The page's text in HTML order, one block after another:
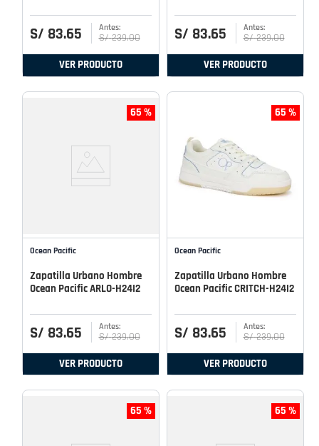
S/ 83.65 S/ 239.00
VER PRODUCTO
S/ 83.65 S/ 239.00
VER PRODUCTO
65 %
Ocean Pacific
Zapatilla Urbano Hombre
Ocean Pacific ARLO-H24I2
S/ 83.65 S/ 239.00
VER PRODUCTO
65 %
Ocean Pacific
Zapatilla Urbano Hombre
Ocean Pacific CRITCH-H24I2
S/ 83.65 S/ 239.00
VER PRODUCTO
65 % 65 %